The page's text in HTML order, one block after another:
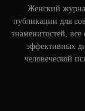
Женский
публикации для
знаменитостей,
эффективных
человеческой